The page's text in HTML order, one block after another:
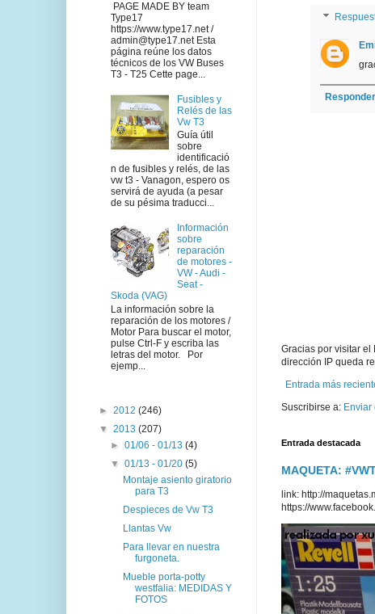
Responder
Gracias por visitar el
dirección IP queda
Entrada más
Suscribirse a: Enviar
Entrada destacada
MAQUETA:
link: http://
https://
PAGE MADE BY team
Type17
https://www.type17.net /
admin@type17.net Esta
página reúne los datos
técnicos de los VW Buses
T3 - T25 Cette page...
Fusibles y
Relés de las
Vw T3
Guía útil
sobre
identificació
n de fusibles y relés, de las
vw t3 - Vanagon, espero os
servirá de ayuda (a pesar
de su pésima traducci...
Información
sobre
reparación
de motores -
VW - Audi -
Seat -
Skoda (VAG)
La información sobre la
reparación de los motores /
Motor Para buscar el motor,
pulse Ctrl-F y escriba las
letras del motor. Por
ejemp...
► 2012 (246)
▼ 2013 (207)
►01/06 - 01/13(4)
▼01/13 - 01/20(5)
Montaje asiento giratorio
para T3
Despieces de Vw T3
Llantas Vw
Para llevar en nuestra
furgoneta.
Mueble porta-potty
westfalia: MEDIDAS Y
FOTOS